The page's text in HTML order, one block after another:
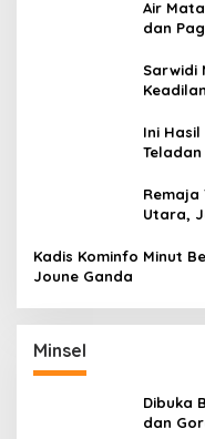
Air
dan
Sarwidi
Ini
Teladan
Remaja
Utara,
Kadis Kominfo Minut
Joune Ganda
Minsel
Dibuka
dan